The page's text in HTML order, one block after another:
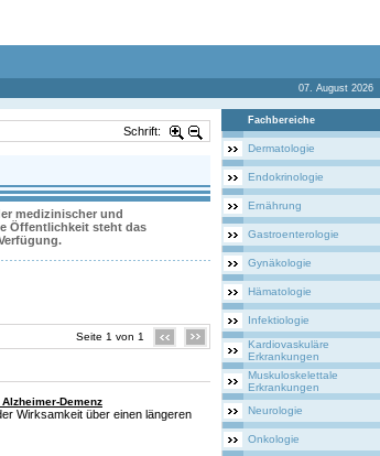
07. August 2026
Schrift:
medizinischer und
Öffentlichkeit steht das
Seite 1 von 1
Demenz
Wirksamkeit über einen längeren
Fachbereiche
Dermatologie
Endokrinologie
Ernährung
Gastroenterologie
Gynäkologie
Hämatologie
Infektiologie
Kardiovaskuläre
Erkrankungen
Muskuloskelettale
Erkrankungen
Neurologie
Onkologie